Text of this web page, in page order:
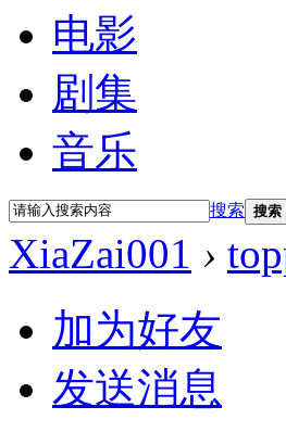
电影
剧集
音乐
搜索 搜索
XiaZai001 ›
加为好友
发送消息